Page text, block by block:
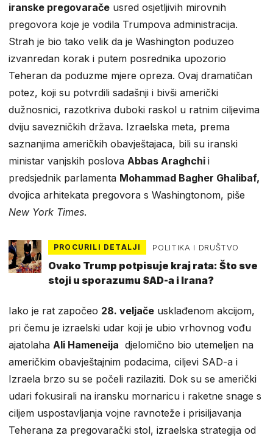
iranske pregovarače usred osjetljivih mirovnih
pregovora koje je vodila Trumpova administracija.
Strah je bio tako velik da je Washington poduzeo
izvanredan korak i putem posrednika upozorio
Teheran da poduzme mjere opreza. Ovaj dramatičan
potez, koji su potvrdili sadašnji i bivši američki
dužnosnici, razotkriva duboki raskol u ratnim ciljevima
dviju savezničkih država. Izraelska meta, prema
saznanjima američkih obavještajaca, bili su iranski
ministar vanjskih poslova Abbas Araghchi i
predsjednik parlamenta Mohammad Bagher Ghalibaf,
dvojica arhitekata pregovora s Washingtonom, piše
New York Times.
PROCURILI DETALJI POLITIKA I DRUŠTVO
Ovako Trump potpisuje kraj rata: Što sve
stoji u sporazumu SAD-a i Irana?
Iako je rat započeo 28. veljače usklađenom akcijom,
pri čemu je izraelski udar koji je ubio vrhovnog vođu
ajatolaha Ali Hameneija djelomično bio utemeljen na
američkim obavještajnim podacima, ciljevi SAD-a i
Izraela brzo su se počeli razilaziti. Dok su se američki
udari fokusirali na iransku mornaricu i raketne snage s
ciljem uspostavljanja vojne ravnoteže i prisiljavanja
Teherana za pregovarački stol, izraelska strategija od